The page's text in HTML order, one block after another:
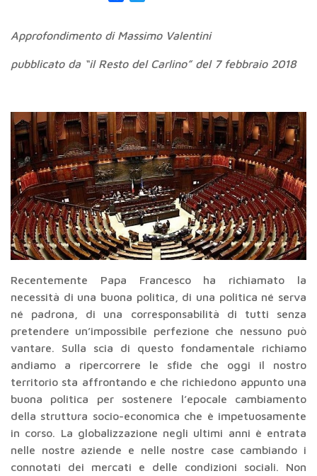
Approfondimento di Massimo Valentini
pubblicato da “il Resto del Carlino” del 7 febbraio 2018
Recentemente Papa Francesco ha richiamato la
necessità di una buona politica, di una politica né serva
né padrona, di una corresponsabilità di tutti senza
pretendere un’impossibile perfezione che nessuno può
vantare. Sulla scia di questo fondamentale richiamo
andiamo a ripercorrere le sfide che oggi il nostro
territorio sta affrontando e che richiedono appunto una
buona politica per sostenere l’epocale cambiamento
della struttura socio-economica che è impetuosamente
in corso. La globalizzazione negli ultimi anni è entrata
nelle nostre aziende e nelle nostre case cambiando i
connotati dei mercati e delle condizioni sociali. Non